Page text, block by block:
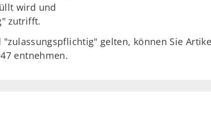
wird und
zutrifft.
gelten, können Sie
entnehmen.